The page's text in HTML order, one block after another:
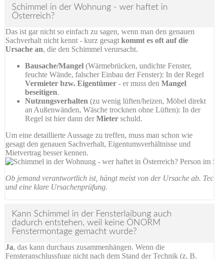
Schimmel in der Wohnung - wer haftet in
Österreich?
Das ist gar nicht so einfach zu sagen, wenn man den genauen
Sachverhalt nicht kennt - kurz gesagt kommt es oft auf die
Ursache an, die den Schimmel verursacht.
Bausache/Mangel (Wärmebrücken, undichte Fenster,
feuchte Wände, falscher Einbau der Fenster): In der Regel
Vermieter bzw. Eigentümer - er muss den Mangel
beseitigen.
Nutzungsverhalten (zu wenig lüften/heizen, Möbel direkt
an Außenwänden, Wäsche trocknen ohne Lüften): In der
Regel ist hier dann derMieter schuld.
Um eine detaillierte Aussage zu treffen, muss man schon wie
gesagt den genauen Sachverhalt, Eigentumsverhältnisse und
Mietvertrag besser kennen.
Ob jemand verantwortlich ist, hängt meist von der Ursache ab.
und eine klare Ursachenprüfung.
Kann Schimmel in der Fensterlaibung auch
dadurch entstehen, weil keine ÖNORM
Fenstermontage gemacht wurde?
Ja, das kann durchaus zusammenhängen. Wenn die
Fensteranschlussfuge nicht nach dem Stand der Technik (z. B.